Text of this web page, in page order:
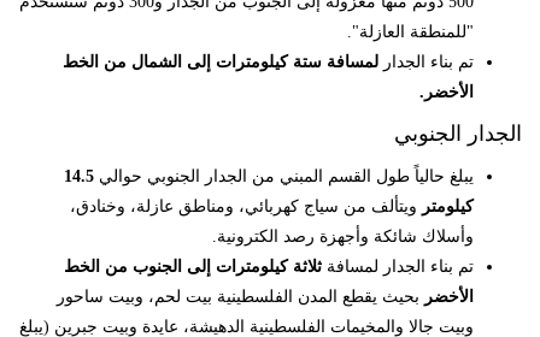
"للمنطقة العازلة".
تم بناء الجدار لمسافة ستة كيلومترات إلى الشمال من الخط
الأخضر.
الجدار الجنوبي
يبلغ حالياً طول القسم المبني من الجدار الجنوبي حوالي 14.5
كيلومتر ويتألف من سياج كهربائي، ومناطق عازلة، وخنادق،
وأسلاك شائكة وأجهزة رصد الكترونية.
تم بناء الجدار لمسافة ثلاثة كيلومترات إلى الجنوب من الخط
الأخضر بحيث يقطع المدن الفلسطينية بيت لحم، وبيت ساحور
وبيت جالا والمخيمات الفلسطينية الدهيشة، عايدة وبيت جبرين (يبلغ